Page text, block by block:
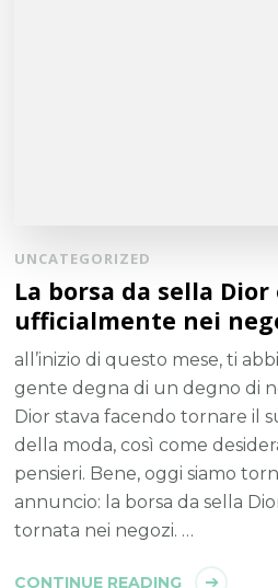
UNCATEGORIZED
La borsa da sella
ufficialmente nei
all’inizio di questo mese, ti
gente degna di un degno di
Dior stava facendo tornare il
della moda, così come
pensieri. Bene, oggi siamo
annuncio: la borsa da sella
tornata nei negozi. …
CONTINUE READING